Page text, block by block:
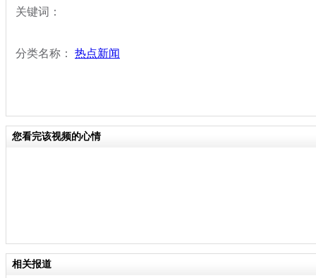
关键词：
分类名称： 热点新闻
您看完该视频的心情
相关报道